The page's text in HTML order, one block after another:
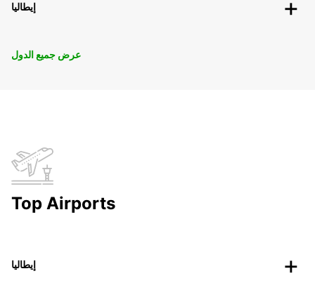
إيطاليا
عرض جميع الدول
Top Airports
إيطاليا